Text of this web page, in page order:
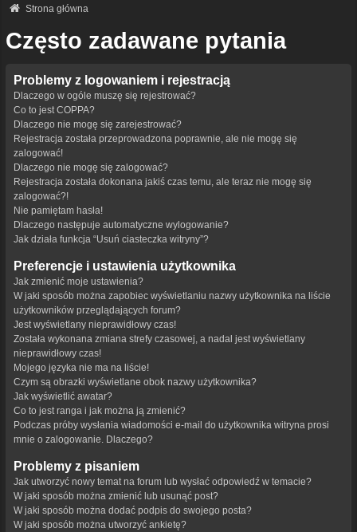
Strona główna
Często zadawane pytania
Problemy z logowaniem i rejestracją
Dlaczego w ogóle muszę się rejestrować?
Co to jest COPPA?
Dlaczego nie mogę się zarejestrować?
Rejestracja została przeprowadzona poprawnie, ale nie mogę się
zalogować!
Dlaczego nie mogę się zalogować?
Rejestracja została dokonana jakiś czas temu, ale teraz nie mogę się
zalogować?!
Nie pamiętam hasła!
Dlaczego następuje automatyczne wylogowanie?
Jak działa funkcja “Usuń ciasteczka witryny”?
Preferencje i ustawienia użytkownika
Jak zmienić moje ustawienia?
W jaki sposób można zapobiec wyświetlaniu nazwy użytkownika na liście
użytkowników przeglądających forum?
Jest wyświetlany nieprawidłowy czas!
Została wykonana zmiana strefy czasowej, a nadal jest wyświetlany
nieprawidłowy czas!
Mojego języka nie ma na liście!
Czym są obrazki wyświetlane obok nazwy użytkownika?
Jak wyświetlić awatar?
Co to jest ranga i jak można ją zmienić?
Podczas próby wysłania wiadomości e-mail do użytkownika witryna prosi
mnie o zalogowanie. Dlaczego?
Problemy z pisaniem
Jak utworzyć nowy temat na forum lub wysłać odpowiedź w temacie?
W jaki sposób można zmienić lub usunąć post?
W jaki sposób można dodać podpis do swojego posta?
W jaki sposób można utworzyć ankietę?